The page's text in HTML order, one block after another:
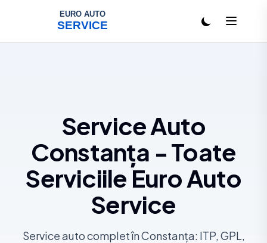
Service Auto
Constanța - Toate
Serviciile Euro Auto
Service
Service auto complet în Constanța: ITP, GPL,